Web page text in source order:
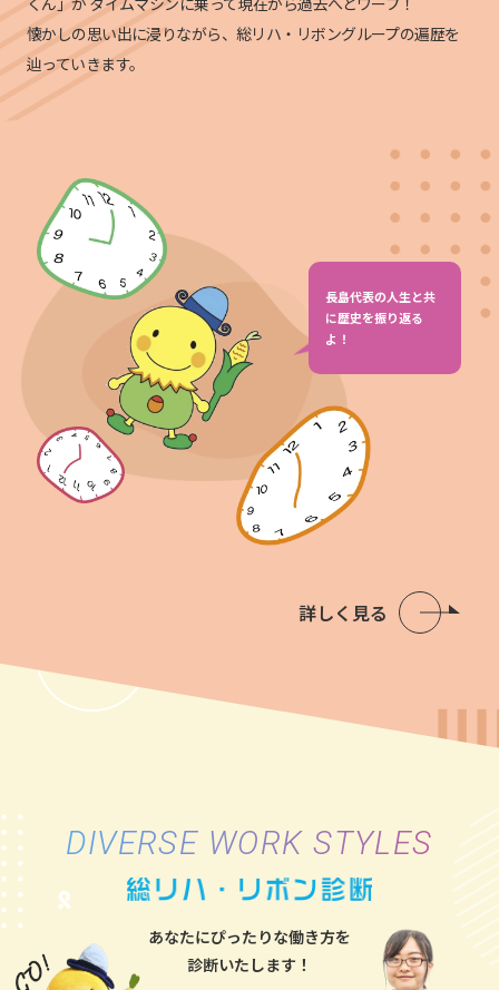
懐かしの思い出に浸りながら、総リハ・リボングループの遍歴を
辿っていきます。
詳しく見る
長島代表の人生と共
に歴史を振り返る
よ！
DIVERSE WORK STYLES
あなたにぴったりな働き方を
診断いたします！